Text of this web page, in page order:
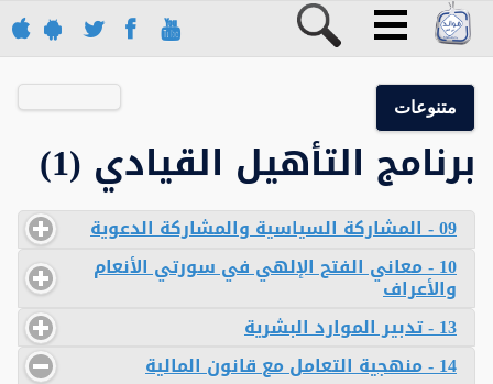
متنوعات
برنامج التأهيل القيادي (1)
09 - المشاركة السياسية والمشاركة الدعوية
10 - معاني الفتح الإلهي في سورتي الأنعام
والأعراف
13 - تدبير الموارد البشرية
14 - منهجية التعامل مع قانون المالية